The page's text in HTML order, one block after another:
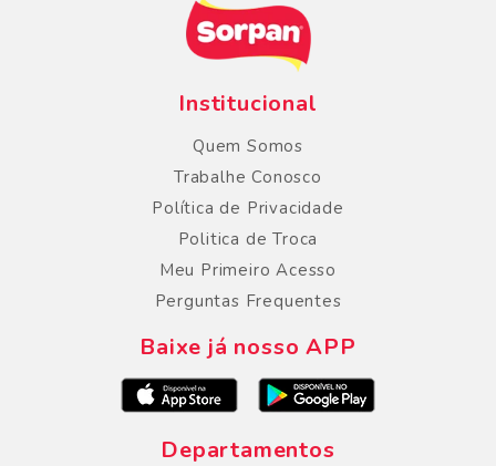
Institucional
Quem Somos
Trabalhe Conosco
Política de Privacidade
Politica de Troca
Meu Primeiro Acesso
Perguntas Frequentes
Baixe já nosso APP
Departamentos